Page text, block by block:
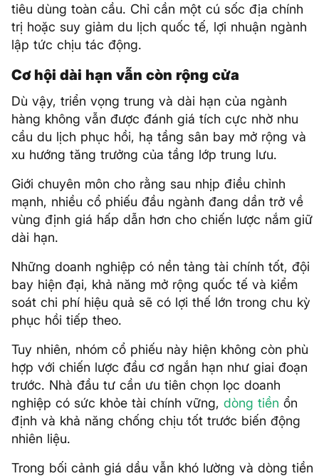
tiêu dùng toàn cầu. Chỉ cần một cú sốc địa chính
trị hoặc suy giảm du lịch quốc tế, lợi nhuận ngành
lập tức chịu tác động.
Cơ hội dài hạn vẫn còn rộng cửa
Dù vậy, triển vọng trung và dài hạn của ngành
hàng không vẫn được đánh giá tích cực nhờ nhu
cầu du lịch phục hồi, hạ tầng sân bay mở rộng và
xu hướng tăng trưởng của tầng lớp trung lưu.
Giới chuyên môn cho rằng sau nhịp điều chỉnh
mạnh, nhiều cổ phiếu đầu ngành đang dần trở về
vùng định giá hấp dẫn hơn cho chiến lược nắm giữ
dài hạn.
Những doanh nghiệp có nền tảng tài chính tốt, đội
bay hiện đại, khả năng mở rộng quốc tế và kiểm
soát chi phí hiệu quả sẽ có lợi thế lớn trong chu kỳ
phục hồi tiếp theo.
Tuy nhiên, nhóm cổ phiếu này hiện không còn phù
hợp với chiến lược đầu cơ ngắn hạn như giai đoạn
trước. Nhà đầu tư cần ưu tiên chọn lọc doanh
nghiệp có sức khỏe tài chính vững, dòng tiền ổn
định và khả năng chống chịu tốt trước biến động
nhiên liệu.
Trong bối cảnh giá dầu vẫn khó lường và dòng tiền